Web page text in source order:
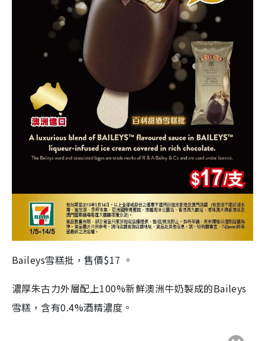
Baileys雪糕批，售價$17 。
濃厚朱古力外層配上100%新鮮澳洲牛奶製成的Baileys
雪糕，含有0.4%酒精濃度。